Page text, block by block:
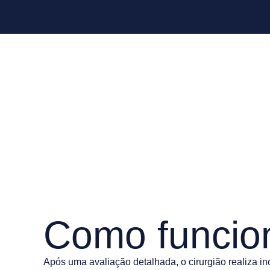
Como
Após uma avaliação detalhada, o cirurgião realiza